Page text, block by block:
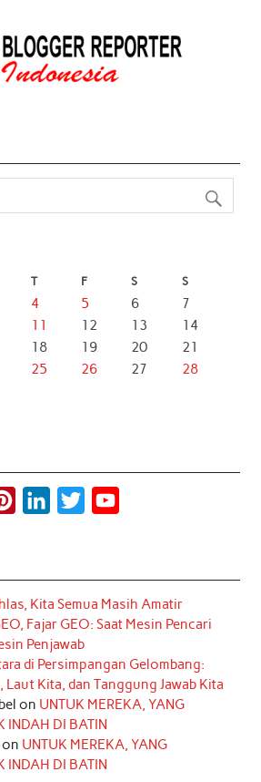
T F S S
4 5 6
7
11 12 13
14
18 19 20
21
25 26 27
28
t
e
e
s
t
k
e
d
I
n
t
t
r
T
u
e
Kita Semua Masih Amatir
Fajar GEO: Saat Mesin Pencari
Penjawab
di Persimpangan Gelombang:
Kita, dan Tanggung Jawab Kita
on UNTUK MEREKA, YANG
INDAH DI BATIN
on UNTUK MEREKA, YANG
INDAH DI BATIN